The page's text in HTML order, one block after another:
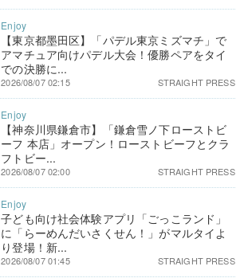
【東京都墨田区】「パデル東京ミズマチ」で
アマチュア向けパデル大会！優勝ペアをタイ
での決勝に...
STRAIGHT PRESS
2026/08/07 02:15
【神奈川県鎌倉市】「鎌倉雪ノ下ローストビ
ーフ 本店」オープン！ローストビーフとクラ
フトビー...
STRAIGHT PRESS
2026/08/07 02:00
子ども向け社会体験アプリ「ごっこランド」
に「らーめんだいさくせん！」がマルタイよ
り登場！新...
STRAIGHT PRESS
2026/08/07 01:45